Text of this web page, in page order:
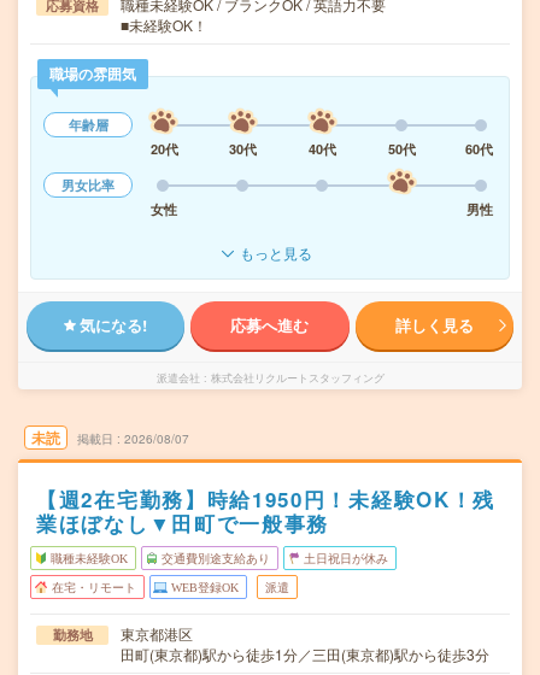
応募資格
職種未経験OK / ブランクOK / 英語力不要
■未経験OK！
職場の雰囲気
年齢層
20代
30代 40代 50代
60代
男女比率
女性
男性
もっと見る
気になる! 応募へ進む 詳しく見る
派遣会社 株式会社リクルートスタッフィング
未読 掲載日 2026/08/07
【週2在宅勤務】時給1950円！未経験OK！残
業ほぼなし▼田町で一般事務
職種未経験OK 交通費別途支給あり 土日祝日が休み
在宅・リモート WEB登録OK 派遣
勤務地
東京都港区
田町(東京都)駅から徒歩1分／三田(東京都)駅から徒歩3分